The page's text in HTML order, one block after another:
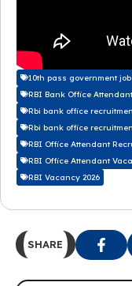
10th pass government job
RBI Bank Office
Rbi bank office
Rbi bank office
RBI Office Attendant
RBI Office Attendant
RBI Vacancy 2026
SHARE